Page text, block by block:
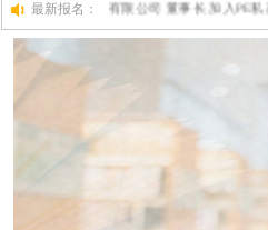
最新报名：
前,深圳***金融集团有限公司 董事长 加